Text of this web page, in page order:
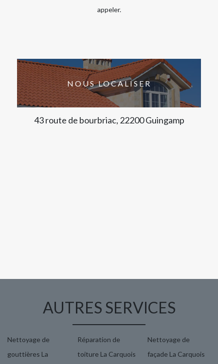
appeler.
NOUS LOCALISER
43 route de bourbriac, 22200 Guingamp
AUTRES SERVICES
Nettoyage de
gouttières La
Réparation de
toiture La Carquois
Nettoyage de
façade La Carquois